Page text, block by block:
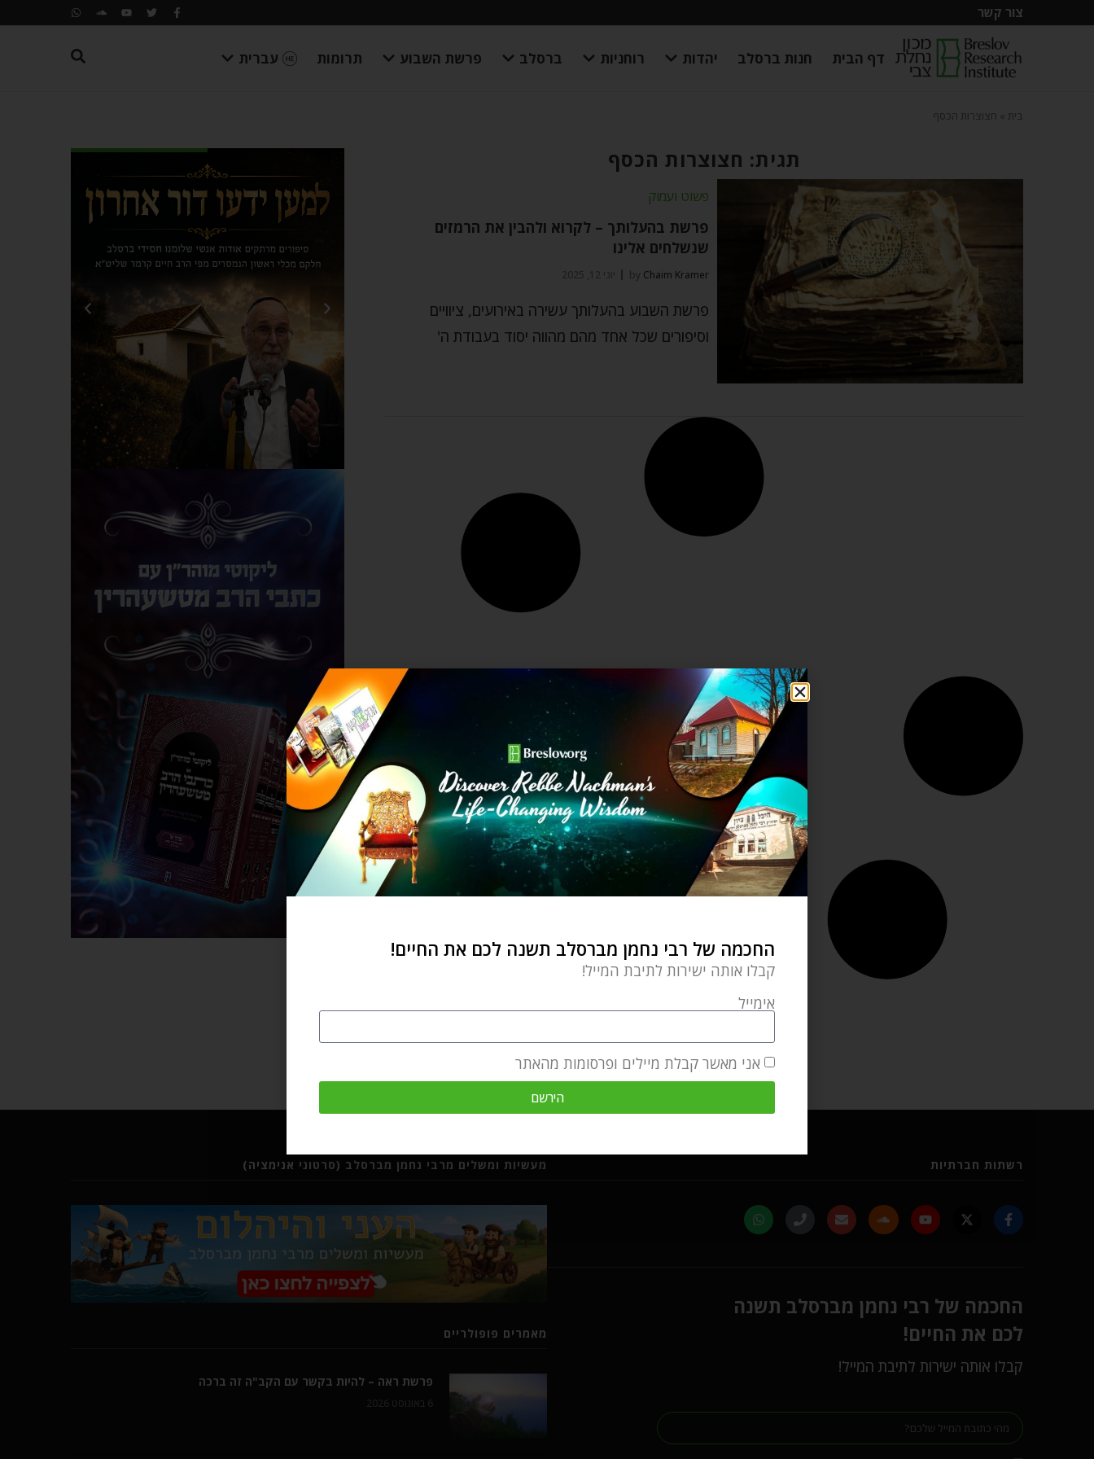
צור קשר
דף הבית חנות ברסלב יהדות רוחניות ברסלב פרשת השבוע תרומות עברית
בית חצוצרות הכסף
תגית: חצוצרות הכסף
פשוט ועמוק
פרשת בהעלותך – לקרוא ולהבין את הרמזים
שנשלחים אלינו
by Chaim Kramer יוני 12, 2025
פרשת השבוע בהעלותך עשירה באירועים, ציוויים
וסיפורים שכל אחד מהם מהווה יסוד בעבודת ה'
רשתות חברתיות
החכמה של רבי נחמן מברסלב תשנה
לכם את החיים!
קבלו אותה ישירות לתיבת המייל!
מעשיות ומשלים מרבי נחמן מברסלב (סרטוני אנימציה)
מאמרים פופולריים
פרשת ראה – להיות בקשר עם הקב"ה זה ברכה
החכמה של רבי נחמן מברסלב תשנה לכם את החיים!
קבלו אותה ישירות לתיבת המייל!
אימייל
אני מאשר קבלת מיילים ופרסומות מהאתר
הירשם